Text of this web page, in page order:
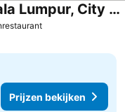
Four Points By Sheraton Kuala Lumpur, City Centre
Prijzen bekijken